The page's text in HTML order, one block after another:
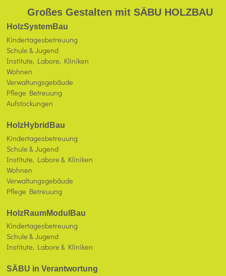
Großes Gestalten mit SÄBU HOLZBAU
HolzSystemBau
Kindertagesbetreuung
Schule & Jugend
Institute, Labore, Kliniken
Wohnen
Verwaltungsgebäude
Pflege Betreuung
Aufstockungen
HolzHybridBau
Kindertagesbetreuung
Schule & Jugend
Institute, Labore & Kliniken
Wohnen
Verwaltungsgebäude
Pflege Betreuung
HolzRaumModulBau
Kindertagesbetreuung
Schule & Jugend
Institute, Labore & Kliniken
SÄBU in Verantwortung